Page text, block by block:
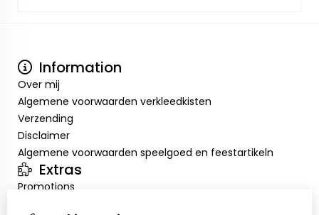
Information
Over mij
Algemene voorwaarden verkleedkisten
Verzending
Disclaimer
Algemene voorwaarden speelgoed en feestartikeln
Extras
Promotions